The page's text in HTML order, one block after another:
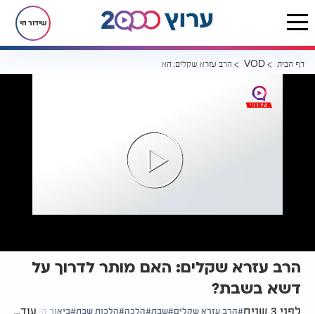
שידור חי
דף הבית VOD הרב עזרא שקלים: האם מותר לדרוך על דשא בשבת?
הרב עזרא שקלים: האם מותר לדרוך על
דשא בשבת?
לפני 3 שנים הרב עזרא שקלים שבת הלכה הלכות שבת ביאור הלכהעוד...